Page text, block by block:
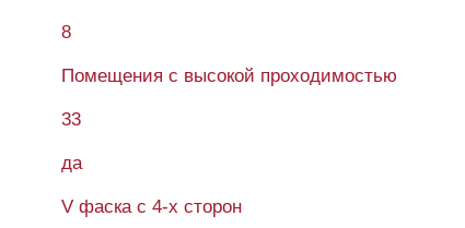
8
Помещения с высокой проходимостью
33
да
V фаска с 4-х сторон